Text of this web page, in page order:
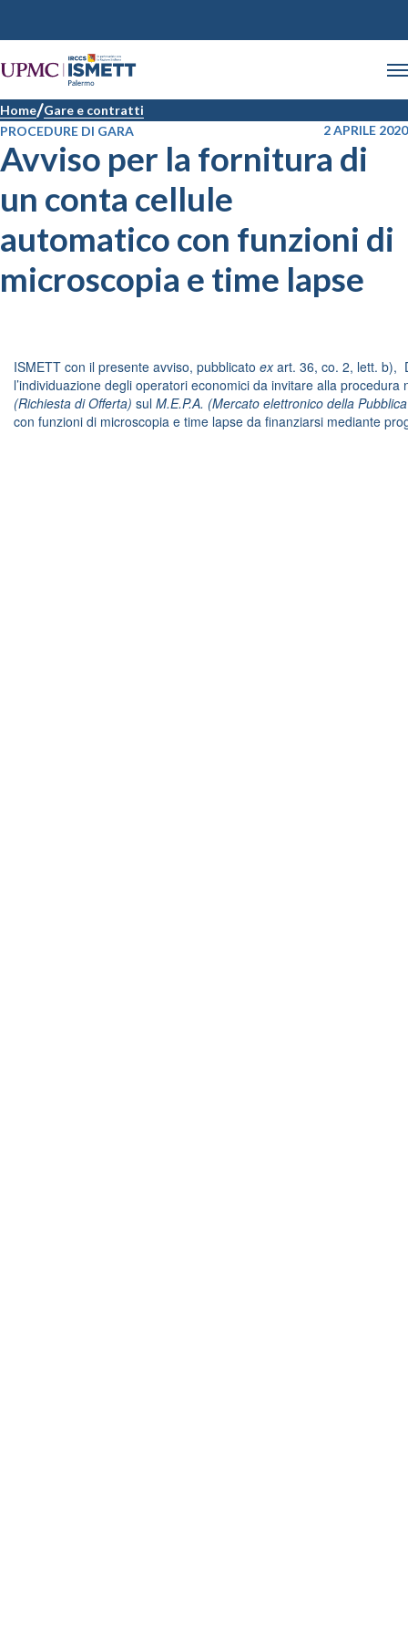
Home Gare e contratti
PROCEDURE DI GARA
2 APRILE 2020
Avviso per la fornitura di
un conta cellule
automatico con funzioni di
microscopia e time lapse
ISMETT con il presente avviso, pubblicato exart. 36, co. 2, lett. b),
l’individuazione degli operatori economici da invitare alla
(Richiesta di Offerta) sul M.E.P.A. (Mercato elettronico della
con funzioni di microscopia e time lapse da finanziarsi mediante